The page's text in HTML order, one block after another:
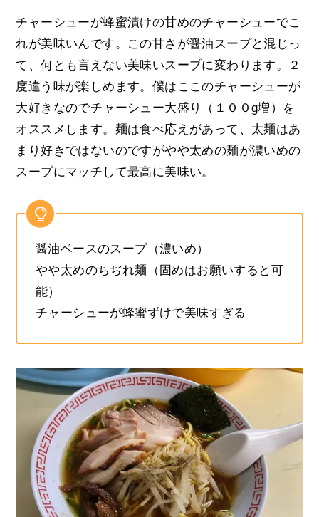
チャーシューが蜂蜜漬けの甘めのチャーシューでこ
れが美味いんです。この甘さが醤油スープと混じっ
て、何とも言えない美味いスープに変わります。２
度違う味が楽しめます。僕はここのチャーシューが
大好きなのでチャーシュー大盛り（１００g増）を
オススメします。麺は食べ応えがあって、太麺はあ
まり好きではないのですがやや太めの麺が濃いめの
スープにマッチして最高に美味い。
醤油ベースのスープ（濃いめ）
やや太めのちぢれ麺（固めはお願いすると可
能）
チャーシューが蜂蜜ずけで美味すぎる